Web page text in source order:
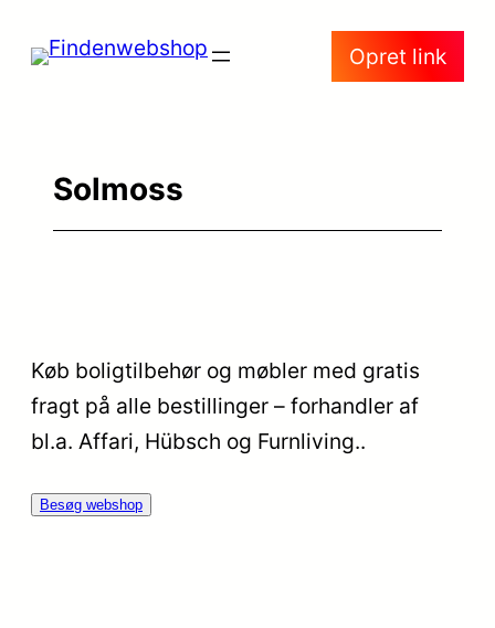
Opret link
Solmoss
Køb boligtilbehør og møbler med gratis
fragt på alle bestillinger – forhandler af
bl.a. Affari, Hübsch og Furnliving..
Besøg webshop